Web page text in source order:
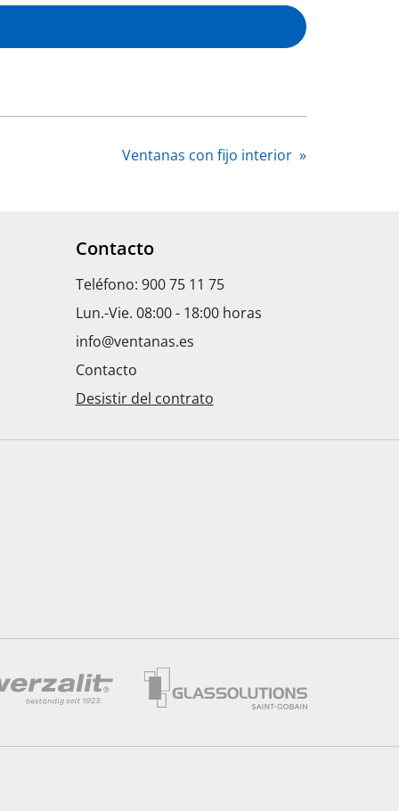
Ventanas con fijo interior »
Contacto
Teléfono: 900 75 11 75
Lun.-Vie. 08:00 - 18:00 horas
info@ventanas.es
Contacto
Desistir del contrato